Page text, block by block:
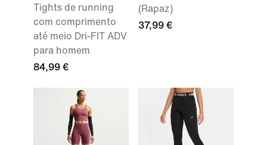
Tights de running
com comprimento
até meio Dri-FIT ADV
para homem
84,99 €
(Rapaz)
37,99 €